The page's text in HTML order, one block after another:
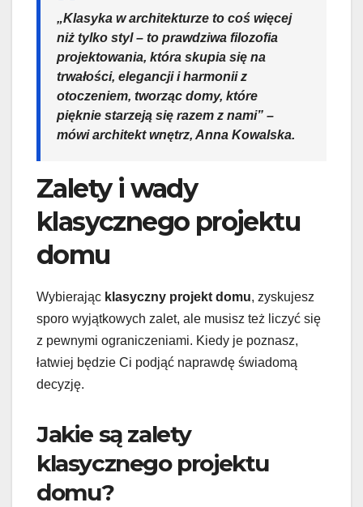
„Klasyka w architekturze to coś więcej
niż tylko styl – to prawdziwa filozofia
projektowania, która skupia się na
trwałości, elegancji i harmonii z
otoczeniem, tworząc domy, które
pięknie starzeją się razem z nami” –
mówi architekt wnętrz, Anna Kowalska.
Zalety i wady
klasycznego projektu
domu
Wybierając klasyczny projekt domu, zyskujesz
sporo wyjątkowych zalet, ale musisz też liczyć się
z pewnymi ograniczeniami. Kiedy je poznasz,
łatwiej będzie Ci podjąć naprawdę świadomą
decyzję.
Jakie są zalety
klasycznego projektu
domu?